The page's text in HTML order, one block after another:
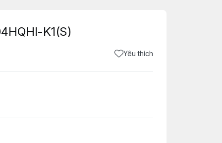
K1(S)
Yêu thích